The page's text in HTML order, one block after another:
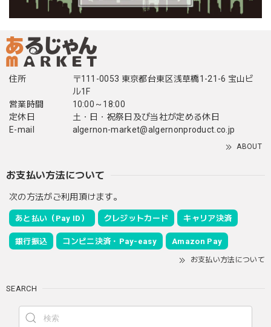
住所
〒111-0053 東京都台東区浅草橋1-21-6 宝山ビ
ル1F
営業時間
10:00～18:00
定休日
土・日・祝祭日及び当社が定める休日
E-mail
algernon-market@algernonproduct.co.jp
ABOUT
お支払い方法について
次の方法がご利用頂けます。
あと払い（Pay ID） クレジットカード キャリア決済
銀行振込 コンビニ決済・Pay-easy Amazon Pay
お支払い方法について
SEARCH